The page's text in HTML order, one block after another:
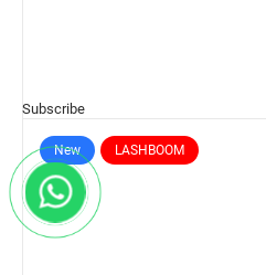
Subscribe
New LASHBOOM